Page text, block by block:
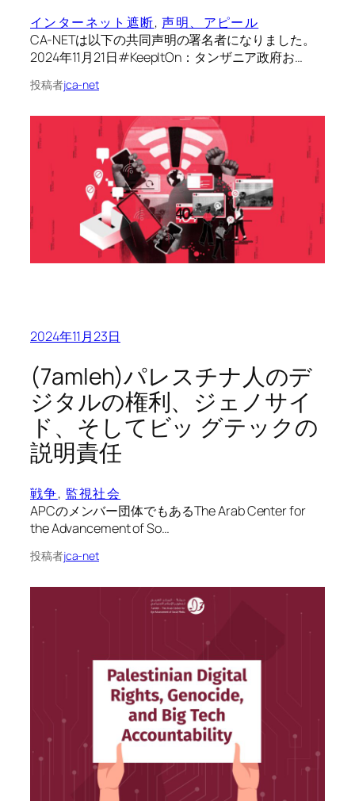
インターネット遮断, 声明、アピール
CA-NETは以下の共同声明の署名者になりました。
2024年11月21日#KeepItOn：タンザニア政府お…
投稿者jca-net
2024年11月23日
(7amleh)パレスチナ人のデ
ジタルの権利、ジェノサイ
ド、そしてビッ グテックの
説明責任
戦争, 監視社会
APCのメンバー団体でもあるThe Arab Center for
the Advancement of So…
投稿者jca-net